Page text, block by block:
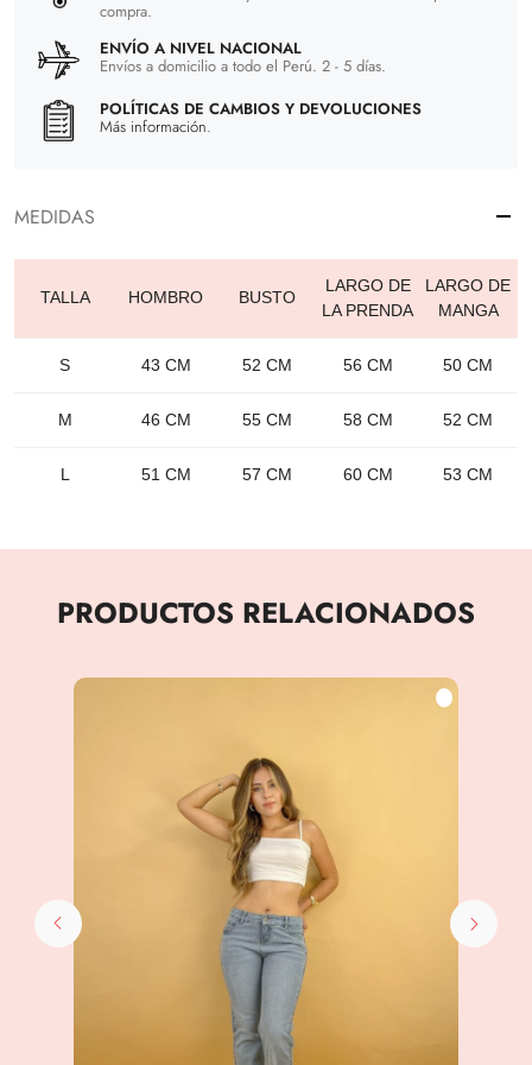
compra.
ENVÍO A NIVEL NACIONAL
Envíos a domicilio a todo el Perú. 2 - 5 días.
POLÍTICAS DE CAMBIOS Y DEVOLUCIONES
Más información.
MEDIDAS
TALLA HOMBRO BUSTO
LARGO DE
LA PRENDA
LARGO DE
MANGA
S 43 CM 52 CM 56 CM 50 CM
M 46 CM 55 CM 58 CM 52 CM
L 51 CM 57 CM 60 CM 53 CM
PRODUCTOS RELACIONADOS